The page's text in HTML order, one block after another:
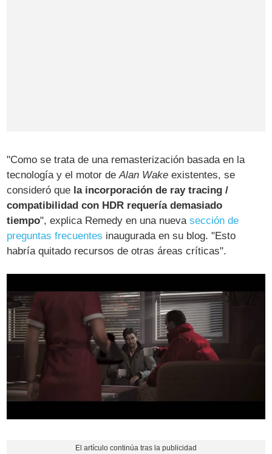
"Como se trata de una remasterización basada en la
tecnología y el motor deAlan Wake existentes, se
consideró que la incorporación de ray tracing /
compatibilidad con HDR requería demasiado
tiempo", explica Remedy en una nuevasección de
preguntas frecuentes inaugurada en su blog. "Esto
habría quitado recursos de otras áreas críticas".